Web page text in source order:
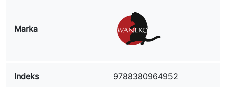
Marka
Indeks 9788380964952